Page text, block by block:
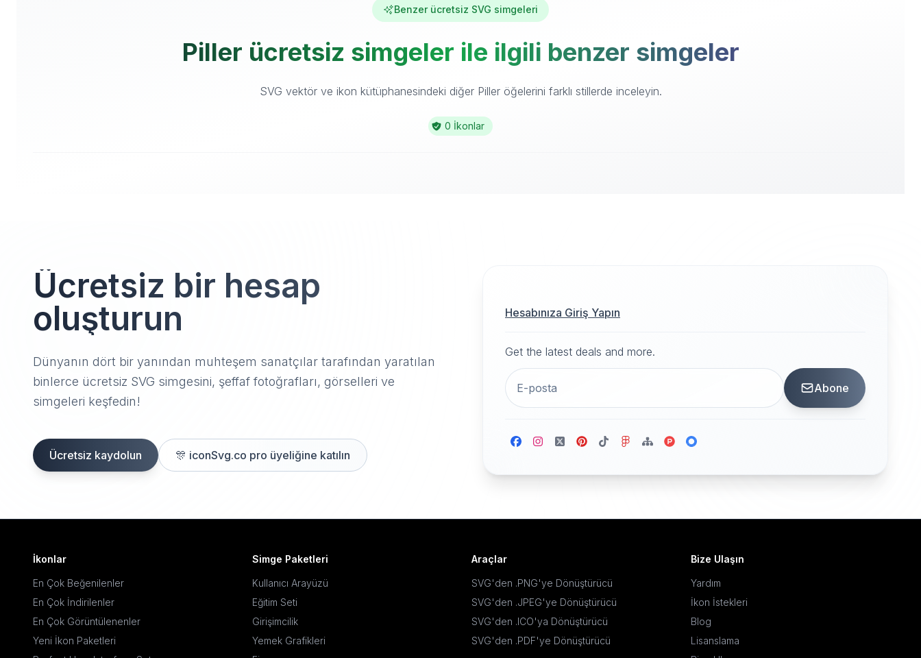
Benzer ücretsiz SVG simgeleri
Piller ücretsiz simgeler ile ilgili benzer simgeler
SVG vektör ve ikon kütüphanesindeki diğer Piller öğelerini farklı stillerde inceleyin.
0 İkonlar
Ücretsiz bir hesap
oluşturun
Dünyanın dört bir yanından muhteşem sanatçılar tarafından yaratılan
binlerce ücretsiz SVG simgesini, şeffaf fotoğrafları, görselleri ve
simgeleri keşfedin!
Ücretsiz kaydolun 🎊 iconSvg.co pro üyeliğine katılın
Hesabınıza Giriş Yapın
Get the latest deals and more.
Abone
İkonlar
En Çok Beğenilenler
En Çok İndirilenler
En Çok Görüntülenenler
Yeni İkon Paketleri
Simge Paketleri
Kullanıcı Arayüzü
Eğitim Seti
Girişimcilik
Yemek Grafikleri
Araçlar
SVG'den .PNG'ye Dönüştürücü
SVG'den .JPEG'ye Dönüştürücü
SVG'den .ICO'ya Dönüştürücü
SVG'den .PDF'ye Dönüştürücü
Bize Ulaşın
Yardım
İkon İstekleri
Blog
Lisanslama